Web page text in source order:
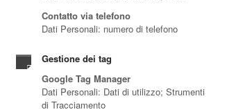
Contatto via telefono
Dati Personali: numero di telefono
Gestione dei tag
Google Tag Manager
Dati Personali: Dati di utilizzo; Strumenti
di Tracciamento